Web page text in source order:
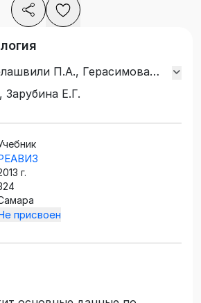
П.А., Герасимова
Зарубина Е.Г., Лысов Н.А.,
Е.Г.
г.
присвоен